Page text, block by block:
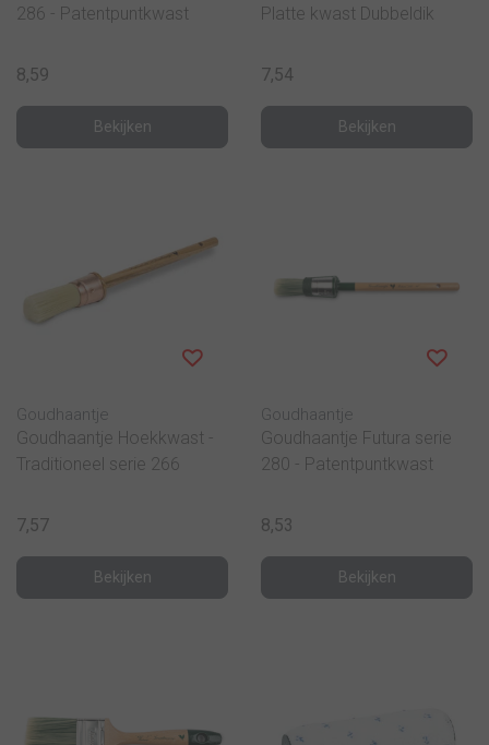
286 - Patentpuntkwast
8,59
Bekijken
Platte kwast Dubbeldik
7,54
Bekijken
Goudhaantje
Goudhaantje Hoekkwast -
Traditioneel serie 266
7,57
Bekijken
Goudhaantje
Goudhaantje Futura serie
280 - Patentpuntkwast
8,53
Bekijken